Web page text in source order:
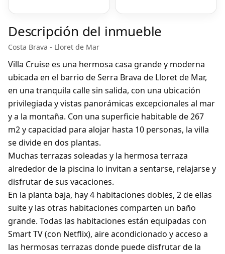
Descripción del inmueble
Costa Brava - Lloret de Mar
Villa Cruise es una hermosa casa grande y moderna
ubicada en el barrio de Serra Brava de Lloret de Mar,
en una tranquila calle sin salida, con una ubicación
privilegiada y vistas panorámicas excepcionales al mar
y a la montaña. Con una superficie habitable de 267
m2 y capacidad para alojar hasta 10 personas, la villa
se divide en dos plantas.
Muchas terrazas soleadas y la hermosa terraza
alrededor de la piscina lo invitan a sentarse, relajarse y
disfrutar de sus vacaciones.
En la planta baja, hay 4 habitaciones dobles, 2 de ellas
suite y las otras habitaciones comparten un baño
grande. Todas las habitaciones están equipadas con
Smart TV (con Netflix), aire acondicionado y acceso a
las hermosas terrazas donde puede disfrutar de la